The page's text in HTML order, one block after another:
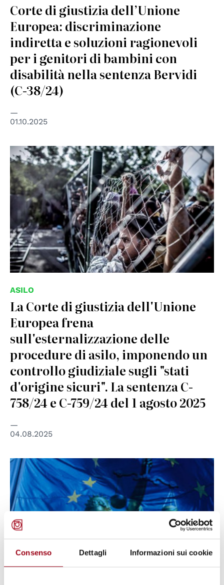
Consenso Dettagli Informazioni sui cookie
Corte di giustizia dell’Unione
Europea: discriminazione
indiretta e soluzioni ragionevoli
per i genitori di bambini con
disabilità nella sentenza Bervidi
(C‑38/24)
01.10.2025
© creative commons
ASILO
La Corte di giustizia dell'Unione
Europea frena
sull'esternalizzazione delle
procedure di asilo, imponendo un
controllo giudiziale sugli "stati
d'origine sicuri". La sentenza C-
758/24 e C-759/24 del 1 agosto 2025
04.08.2025
© European Union